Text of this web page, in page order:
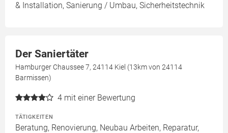
& Installation, Sanierung / Umbau, Sicherheitstechnik
Der Saniertäter
Hamburger Chaussee 7, 24114 Kiel (13km von 24114
Barmissen)
4 mit einer Bewertung
TÄTIGKEITEN
Beratung, Renovierung, Neubau Arbeiten, Reparatur,